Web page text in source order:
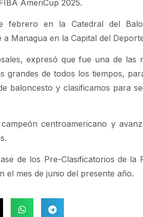
AmeriCup 2025.
en la Catedral del
Managua en la Capital del
expresó que fue una de las
grandes de todos los tiempos,
baloncesto y clasificamos para
centroamericano y
de los Pre-Clasificatorios de la
el mes de junio del presente año.